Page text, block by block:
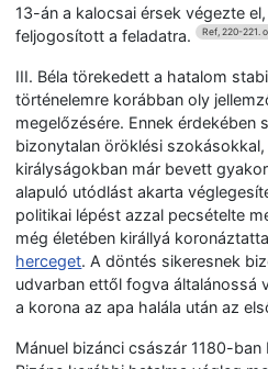
13-án a kalocsai érsek végezte
feljogosított a feladatra. Ref, 220-221.
III. Béla törekedett a hatalom
történelemre korábban oly
megelőzésére. Ennek érdekében
bizonytalan öröklési
királyságokban már bevett
alapuló utódlást akarta
politikai lépést azzal pecsételte
még életében királlyá
herceget. A döntés sikeresnek
udvarban ettől fogva általánossá
a korona az apa halála után az
Mánuel bizánci császár 1180-